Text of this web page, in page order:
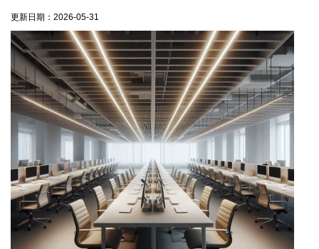
更新日期： 2026-05-31